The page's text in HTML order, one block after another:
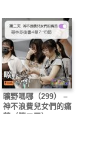
曠野嗎哪（299） –
神不浪費兒女們的痛
苦（第二天）